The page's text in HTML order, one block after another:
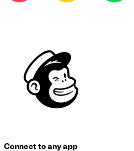
Connect to any app